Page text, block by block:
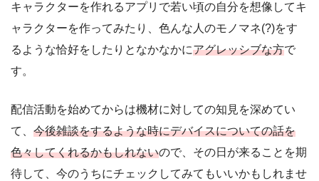
キャラクターを作れるアプリで若い頃の自分を想像してキ
ャラクターを作ってみたり、色んな人のモノマネ(?)をす
るような恰好をしたりとなかなかにアグレッシブな方で
す。
配信活動を始めてからは機材に対しての知見を深めてい
て、 今後雑談をするような時にデバイスについての話を
色々してくれるかもしれないので、その日が来ることを期
待して、今のうちにチェックしてみてもいいかもしれませ